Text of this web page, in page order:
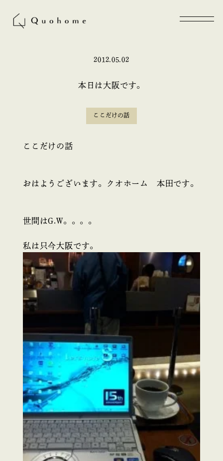
2012.05.02
本日は大阪です。
ここだけの話
ここだけの話
おはようございます。クオホーム 本田です。
世間はG.W。。。。
私は只今大阪です。